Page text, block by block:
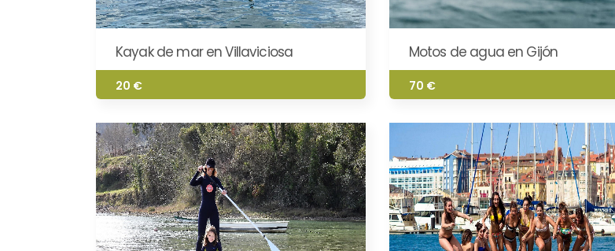
Kayak de mar en Villaviciosa
20 €
Motos de agua en Gijón
70 €